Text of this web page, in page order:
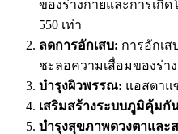
ของร่างกายและการเกิ
550 เท่า
ลดการอักเสบ: การอักเ
ชะลอความเสื่อมของร่า
บำรุงผิวพรรณ: แอสตาแ
เสริมสร้างระบบภูมิคุ้มกั
บำรุงสุขภาพดวงตาและ